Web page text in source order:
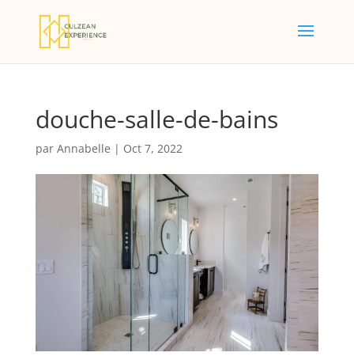
douche-salle-de-bains
par Annabelle | Oct 7, 2022